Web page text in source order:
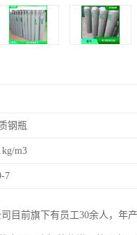
钢瓶
kg/m3
7
目前旗下有员工30余人，年